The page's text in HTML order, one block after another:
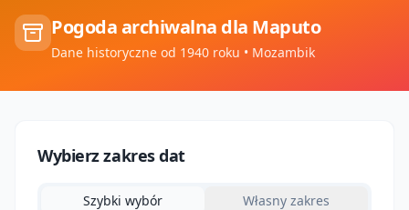
Pogoda archiwalna dla Maputo
Dane historyczne od 1940 roku • Mozambik
Wybierz zakres dat
Szybki wybór Własny zakres